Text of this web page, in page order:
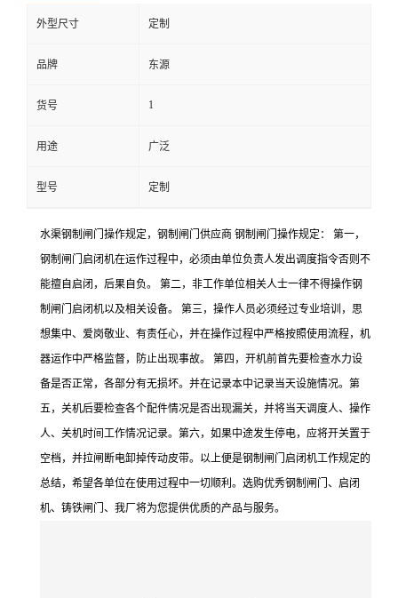
外型尺寸 定制
品牌 东源
货号 1
用途 广泛
型号 定制
水渠钢制闸门操作规定，钢制闸门供应商 钢制闸门操作规定： 第一，
钢制闸门启闭机在运作过程中，必须由单位负责人发出调度指令否则不
能擅自启闭，后果自负。 第二，非工作单位相关人士一律不得操作钢
制闸门启闭机以及相关设备。 第三，操作人员必须经过专业培训，思
想集中、爱岗敬业、有责任心，并在操作过程中严格按照使用流程，机
器运作中严格监督，防止出现事故。 第四，开机前首先要检查水力设
备是否正常，各部分有无损坏。并在记录本中记录当天设施情况。第
五，关机后要检查各个配件情况是否出现漏关，并将当天调度人、操作
人、关机时间工作情况记录。第六，如果中途发生停电，应将开关置于
空档，并拉闸断电卸掉传动皮带。以上便是钢制闸门启闭机工作规定的
总结，希望各单位在使用过程中一切顺利。选购优秀钢制闸门、启闭
机、铸铁闸门、我厂将为您提供优质的产品与服务。